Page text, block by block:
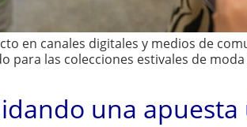
en canales digitales y medios de
para las colecciones estivales de
una apuesta